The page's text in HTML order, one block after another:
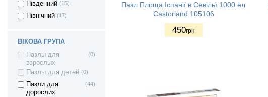
Південний (15)
Північний (17)
ВІКОВА ГРУПА
Пазлы для
взрослых
(0)
Пазлы для детей (0)
Пазли для
дорослих
(44)
Пазл Площа Іспанії в Севільї 1000 ел
Castorland 105106
450грн